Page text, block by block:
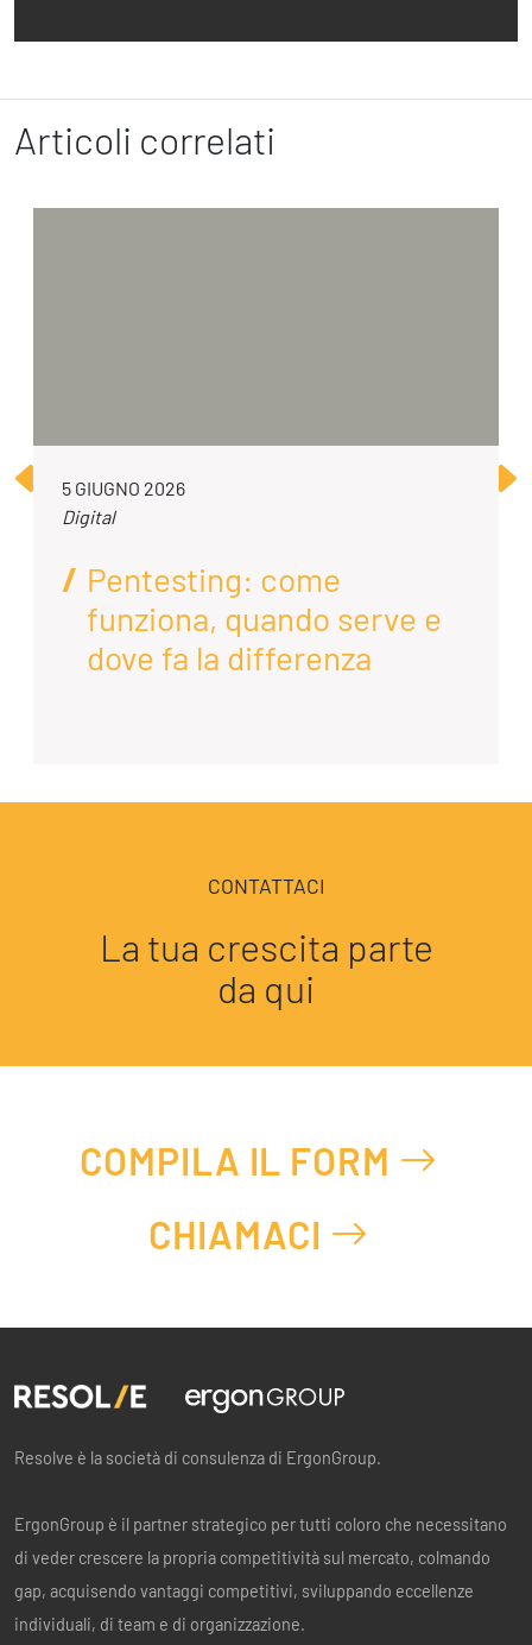
Articoli correlati
5 GIUGNO 2026
Digital
Pentesting: come
funziona, quando serve e
dove fa la differenza
CONTATTACI
La tua crescita parte
da qui
COMPILA IL FORM
CHIAMACI
Resolve è la società di consulenza di ErgonGroup.
ErgonGroup è il partner strategico per tutti coloro che necessitano
di veder crescere la propria competitività sul mercato, colmando
gap, acquisendo vantaggi competitivi, sviluppando eccellenze
individuali, di team e di organizzazione.